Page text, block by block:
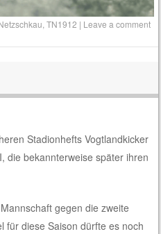
,TN1912 | Leave a comment
Stadionhefts Vogtlandkicker
die bekannterweise später ihren
gegen die zweite
für diese Saison dürfte es noch